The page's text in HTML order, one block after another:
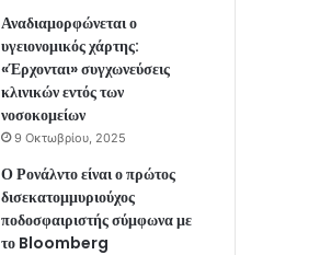
Αναδιαμορφώνεται ο
υγειονομικός χάρτης:
«Έρχονται» συγχωνεύσεις
κλινικών εντός των
νοσοκομείων
9 Οκτωβρίου, 2025
Ο Ρονάλντο είναι ο πρώτος
δισεκατομμυριούχος
ποδοσφαιριστής σύμφωνα με
το Bloomberg